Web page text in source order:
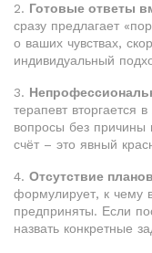
2. Готовые ответы
сразу предлагает
о ваших чувствах,
индивидуальный
3.
терапевт вторгается
вопросы без причины
счёт – это явный
4. Отсутствие
формулирует, к чему
предприняты. Если
назвать конкретные